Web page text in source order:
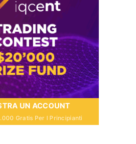
UN ACCOUNT
Gratis Per I Principianti